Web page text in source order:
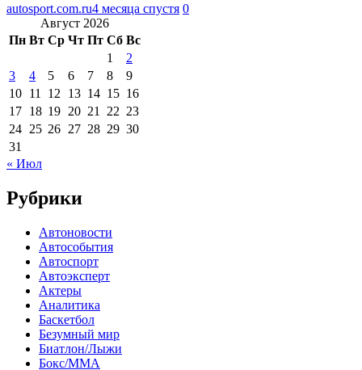
autosport.com.ru4 месяца спустя 0
Август 2026
Пн Вт Ср Чт Пт Сб Вс
1
2
3
4 5 6 7 8
9
10 11 12 13 14 15 16
17 18 19 20 21 22 23
24 25 26 27 28 29 30
31
« Июл
Рубрики
Автоновости
Автособытия
Автоспорт
Автоэксперт
Актеры
Аналитика
Баскетбол
Безумный мир
Биатлон/Лыжи
Бокс/MMA